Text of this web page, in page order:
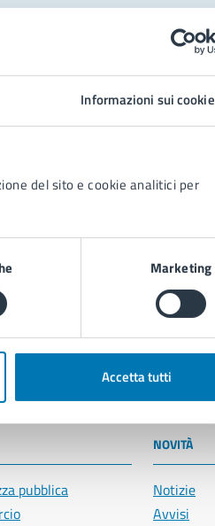
Informazioni sui cookie
del sito e cookie analitici per
Marketing
Accetta tutti
pubblica
NOVITÀ
Notizie
Avvisi